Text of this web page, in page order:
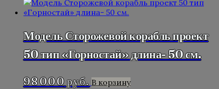
Модель Сторожевой корабль проект
50 тип «Горностай» длина- 50 см.
98 000руб. В корзину